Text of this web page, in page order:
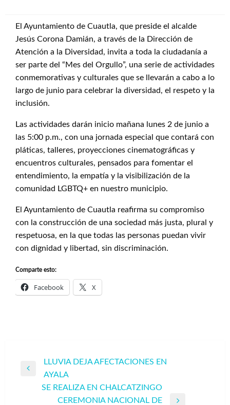
El Ayuntamiento de Cuautla, que preside el alcalde
Jesús Corona Damián, a través de la Dirección de
Atención a la Diversidad, invita a toda la ciudadanía a
ser parte del “Mes del Orgullo”, una serie de actividades
conmemorativas y culturales que se llevarán a cabo a lo
largo de junio para celebrar la diversidad, el respeto y la
inclusión.
Las actividades darán inicio mañana lunes 2 de junio a
las 5:00 p.m., con una jornada especial que contará con
pláticas, talleres, proyecciones cinematográficas y
encuentros culturales, pensados para fomentar el
entendimiento, la empatía y la visibilización de la
comunidad LGBTQ+ en nuestro municipio.
El Ayuntamiento de Cuautla reafirma su compromiso
con la construcción de una sociedad más justa, plural y
respetuosa, en la que todas las personas puedan vivir
con dignidad y libertad, sin discriminación.
Comparte esto:
Facebook X
Navegación
entradas
Entrada
anterior
LLUVIA DEJA AFECTACIONES EN
AYALA
SE REALIZA EN CHALCATZINGO
CEREMONIA NACIONAL DE